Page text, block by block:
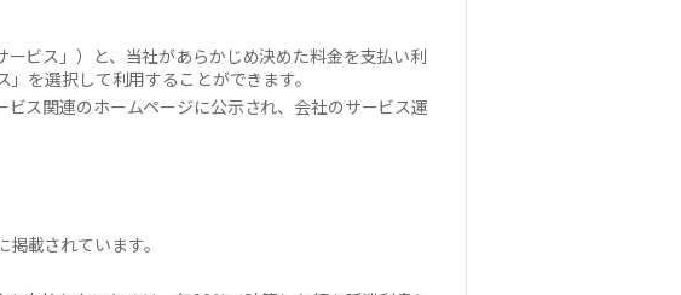
ビス」）と、当社があらかじめ決めた料金を支払い利
を選択して利用することができます。
ス関連のホームページに公示され、会社のサービス運
載されています。